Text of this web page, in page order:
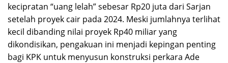
kecipratan “uang lelah” sebesar Rp20 juta dari Sarjan
setelah proyek cair pada 2024. Meski jumlahnya terlihat
kecil dibanding nilai proyek Rp40 miliar yang
dikondisikan, pengakuan ini menjadi kepingan penting
bagi KPK untuk menyusun konstruksi perkara Ade